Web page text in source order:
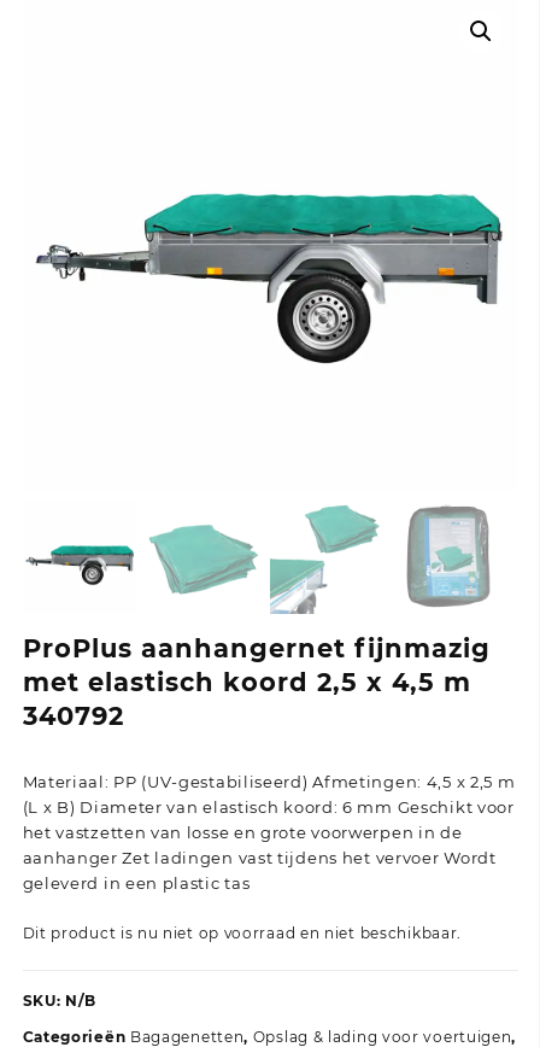
ProPlus aanhangernet fijnmazig
met elastisch koord 2,5 x 4,5 m
340792
Materiaal: PP (UV-gestabiliseerd) Afmetingen: 4,5 x 2,5 m
(L x B) Diameter van elastisch koord: 6 mm Geschikt voor
het vastzetten van losse en grote voorwerpen in de
aanhanger Zet ladingen vast tijdens het vervoer Wordt
geleverd in een plastic tas
Dit product is nu niet op voorraad en niet beschikbaar.
SKU: N/B
Categorieën Bagagenetten, Opslag & lading voor voertuigen,